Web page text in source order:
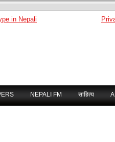
in Nepali
NEPALI FM साहित्य